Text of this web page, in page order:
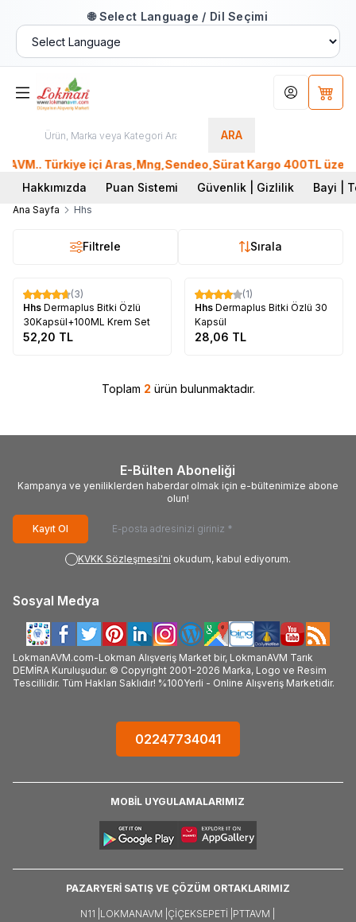
🌐 Select Language / Dil Seçimi
ARA
Hesabım
Türkiye içi Aras,Mng,Sendeo,Sürat Kargo 400TL üzeri,
Hakkımızda
Puan Sistemi Güvenlik | Gizlilik Bayi |
Ana Sayfa Hhs
Filtrele Sırala
(3)
Hhs Dermaplus Bitki Özlü
30Kapsül+100ML Krem Set
52,20 TL
(1)
Hhs Dermaplus Bitki Özlü 30
Kapsül
28,06 TL
Toplam 2 ürün bulunmaktadır.
E-Bülten Aboneliği
Kampanya ve yeniliklerden haberdar olmak için e-bültenimize abone
olun!
Kayıt Ol
KVKK Sözleşmesi'ni okudum, kabul ediyorum.
Sosyal Medya
LokmanAVM.com-Lokman Alışveriş Market bir, LokmanAVM Tarık
DEMİRA Kuruluşudur. © Copyright 2001-2026 Marka, Logo ve Resim
Tescillidir. Tüm Hakları Saklıdır! %100Yerli - Online Alışveriş Marketidir.
02247734041
MOBİL UYGULAMALARIMIZ
PAZARYERİ SATIŞ VE ÇÖZÜM ORTAKLARIMIZ
N11 | LOKMANAVM | ÇIÇEKSEPETI | PTTAVM |